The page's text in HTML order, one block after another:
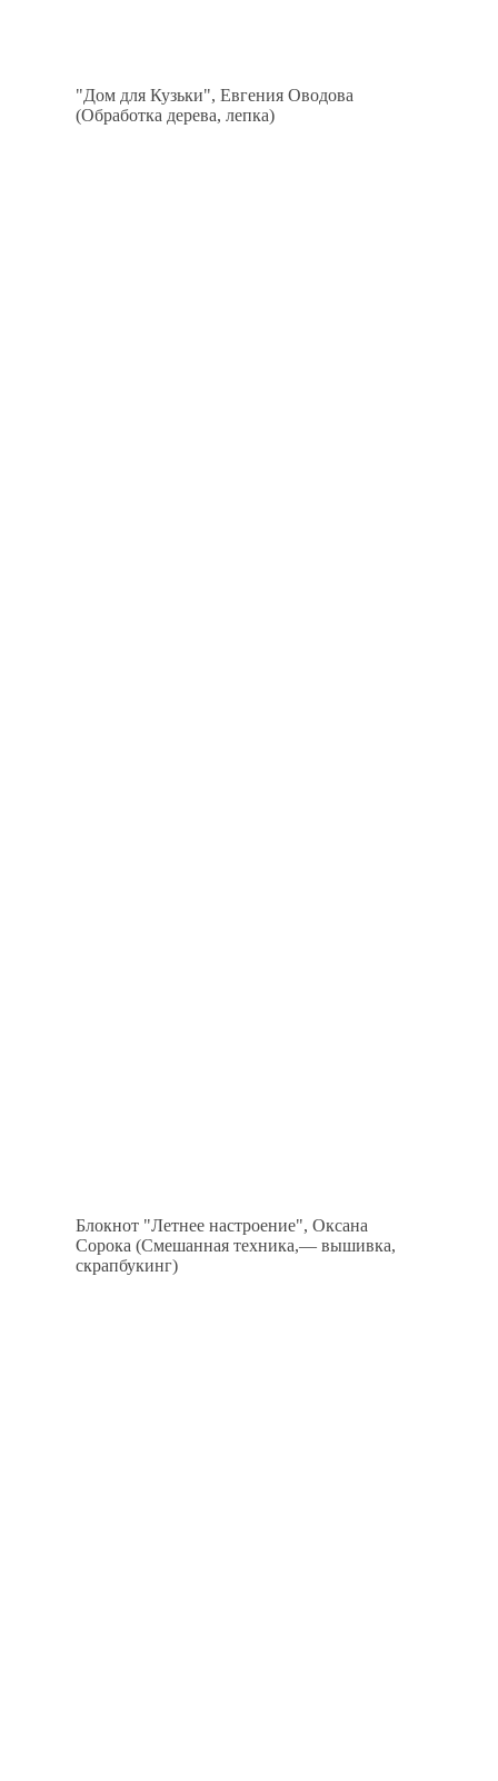
"Дом для Кузьки", Евгения Оводова
(Обработка дерева, лепка)
Блокнот "Летнее настроение", Оксана
Сорока (Смешанная техника,— вышивка,
скрапбукинг)